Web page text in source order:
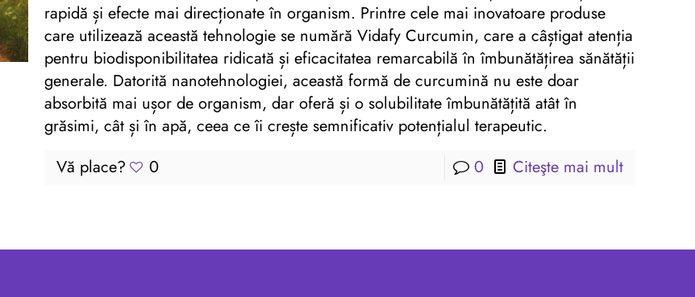
rapidă și efecte mai direcționate în organism. Printre cele mai inovatoare produse
care utilizează această tehnologie se numără Vidafy Curcumin, care a câștigat atenția
pentru biodisponibilitatea ridicată și eficacitatea remarcabilă în îmbunătățirea sănătății
generale. Datorită nanotehnologiei, această formă de curcumină nu este doar
absorbită mai ușor de organism, dar oferă și o solubilitate îmbunătățită atât în ​​
grăsimi, cât și în apă, ceea ce îi crește semnificativ potențialul terapeutic.
Vă place?
0 0 Citeşte mai mult